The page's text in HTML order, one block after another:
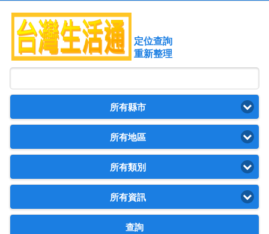
定位查詢
重新整理
所有縣市
所有地區
所有類別
所有資訊
查詢